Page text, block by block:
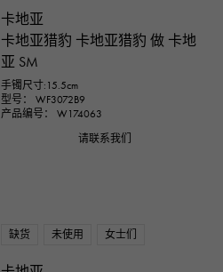
卡地亚
卡地亚猎豹 卡地亚猎豹 做 卡地
亚 SM
手镯尺寸:15.5cm
型号： WF3072B9
产品编号： W174063
请联系我们
缺货 未使用 女士们